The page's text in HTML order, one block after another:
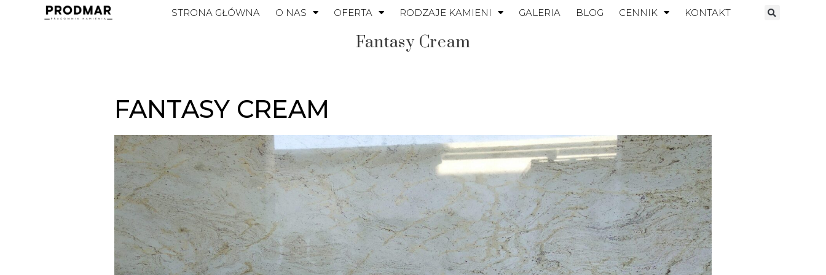
STRONA GŁÓWNA O NAS OFERTA RODZAJE KAMIENI GALERIA BLOG CENNIK KONTAKT
Fantasy Cream
FANTASY CREAM